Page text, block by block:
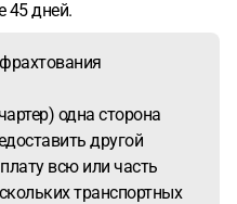
45 дней.
одна сторона
другой
всю или часть
транспортных